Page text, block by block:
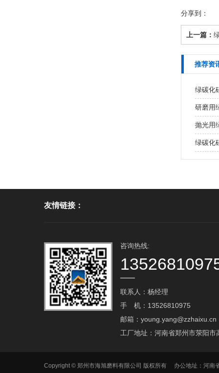
分享到：
上一篇：
推荐资
绿碳化
研磨用
抛光用
绿碳化
友情链接：
咨询热线:
联系人：杨经理
手 机：13526810975
邮箱：young.yang@zzhaixu.cn
工厂地址：河南省郑州市荥阳市
Copyright © 郑州市海旭磨料有限公司 版权所有 办公地址：河